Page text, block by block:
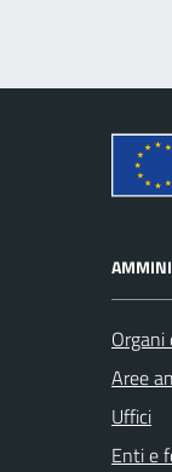
Organi
Aree
Uffici
Enti e